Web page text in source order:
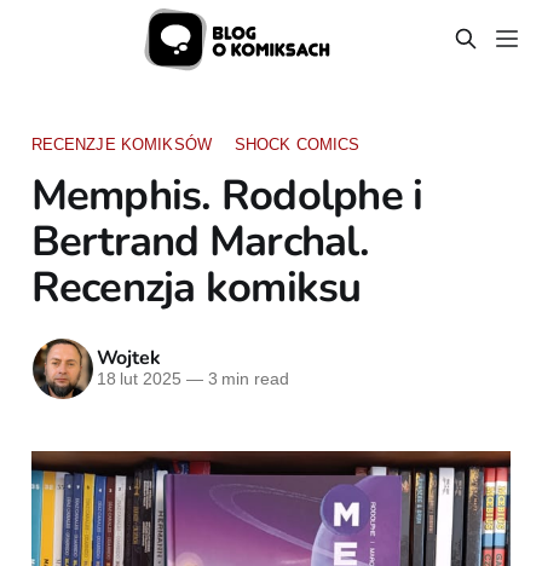
RECENZJE KOMIKSÓW SHOCK COMICS
Memphis. Rodolphe i
Bertrand Marchal.
Recenzja komiksu
Wojtek
18 lut 2025 —3 min read